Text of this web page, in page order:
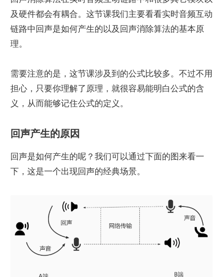
及硬件都会有耦合。这节课我们主要看看实时音频互动
链路中回声是如何产生的以及回声消除算法的基本原
理。
需要注意的是，这节课涉及到的公式比较多。不过不用
担心，只要你理解了原理，就很容易能明白公式的含
义，从而能够记住公式的定义。
回声产生的原因
回声是如何产生的呢？我们可以通过下面的图来看一
下，这是一个出现回声的经典场景。